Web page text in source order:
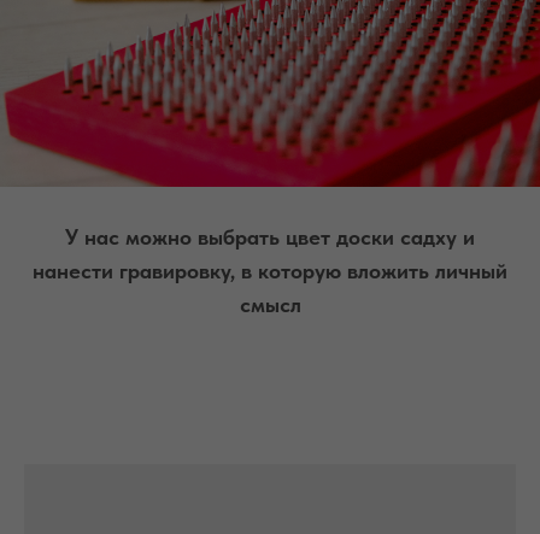
У нас можно выбрать цвет доски садху и
нанести гравировку, в которую вложить личный
смысл